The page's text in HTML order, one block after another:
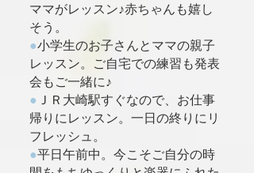
ママがレッスン♪赤ちゃんも嬉し
そう。
●小学生のお子さんとママの親子
レッスン。ご自宅での練習も発表
会もご一緒に♪
● ＪＲ大崎駅すぐなので、お仕事
帰りにレッスン。一日の終りにリ
フレッシュ。
●平日午前中。今こそご自分の時